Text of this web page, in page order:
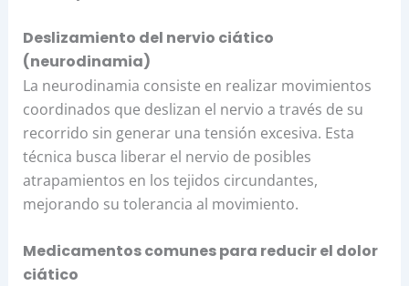
Deslizamiento del nervio ciático
(neurodinamia)
La neurodinamia consiste en realizar movimientos
coordinados que deslizan el nervio a través de su
recorrido sin generar una tensión excesiva. Esta
técnica busca liberar el nervio de posibles
atrapamientos en los tejidos circundantes,
mejorando su tolerancia al movimiento.
Medicamentos comunes para reducir el dolor
ciático